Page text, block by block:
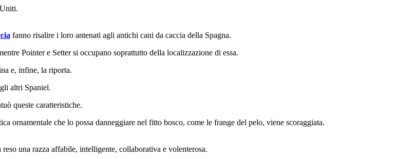
fanno risalire i loro antenati agli antichi cani da caccia della Spagna.
Pointer e Setter si occupano soprattutto della localizzazione di essa.
e, infine, la riporta.
altri Spaniel.
queste caratteristiche.
ornamentale che lo possa danneggiare nel fitto bosco, come le frange del pelo, viene scoraggiata.
una razza affabile, intelligente, collaborativa e volenterosa.